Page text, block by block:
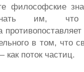
философские
им, что
в том, что
как поток частиц.